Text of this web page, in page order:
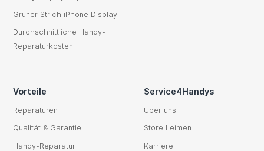
Grüner Strich iPhone Display
Durchschnittliche Handy-
Reparaturkosten
Vorteile
Reparaturen
Qualität & Garantie
Handy-Reparatur
Service4Handys
Über uns
Store Leimen
Karriere